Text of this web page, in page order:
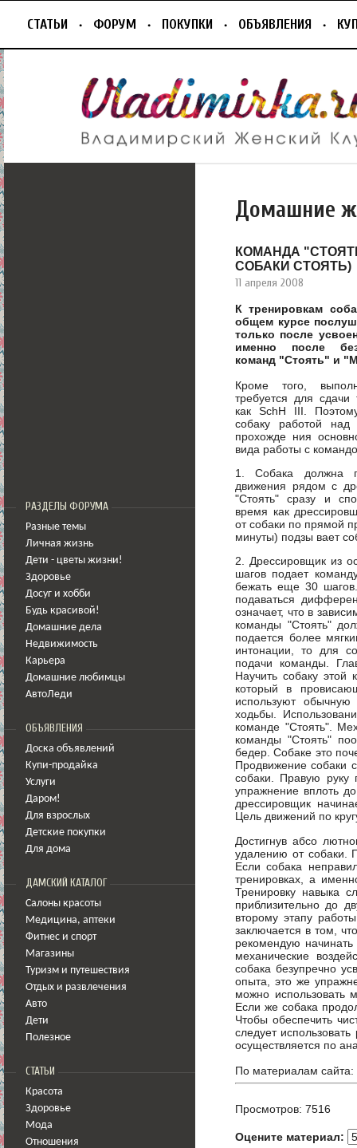
СТАТЬИ ФОРУМ ПОКУПКИ ОБЪЯВЛЕНИЯ
РАЗДЕЛЫ ФОРУМА
Разные темы
Личная жизнь
Дети - цветы жизни!
Здоровье
Досуг и хобби
Будь красивой!
Домашние дела
Недвижимость
Карьера
Домашние любимцы
АвтоЛеди
ОБЪЯВЛЕНИЯ
Доска объявлений
Купи-продайка
Услуги
Даром!
Для взрослых
Детские покупки
Для дома
ДАМСКИЙ КАТАЛОГ
Салоны красоты
Медицина, аптеки
Фитнес и спорт
Магазины
Туризм и путешествия
Отдых и развлечения
Авто
Дети
Полезное
СТАТЬИ
Красота
Здоровье
Мода
Отношения
Домашние
КОМАНДА
СОБАКИ СТОЯТЬ)
11 апреля 2008
К тренировкам
общем курсе
только после
именно после
команд "Стоять" и
Кроме того,
требуется для
как SchH III.
собаку работой
прохожде ния
вида работы с
1. Собака должна
движения рядом с
"Стоять" сразу и
время как
от собаки по прямой
минуты) подзы вает
2. Дрессировщик из
шагов подает
бежать еще 30
подаваться
означает, что в
команды "Стоять"
подается более
интонации, то для
подачи команды.
Научить собаку этой
который в
используют
ходьбы.
команде "Стоять".
команды "Стоять"
бедер. Собаке это
Продвижение собаки
собаки. Правую руку
упражнение вплоть
дрессировщик
Цель движений по
Достигнув абсо
удалению от собаки.
Если собака
тренировках, а
Тренировку навыка
приблизительно до
второму этапу
заключается в том,
рекомендую
механические
собака безупречно
опыта, это же
можно использовать
Если же собака
Чтобы обеспечить
следует
осуществляется по
По материалам сайта:
Просмотров: 7516
Оцените материал: